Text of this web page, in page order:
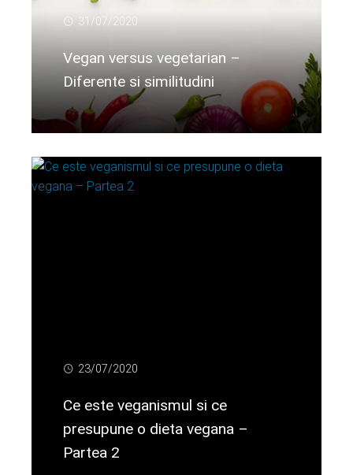
31/07/2020
Vegan versus vegetarian –
Diferente si similitudini
Citeste mai departe...
23/07/2020
Ce este veganismul si ce
presupune o dieta vegana –
Partea 2